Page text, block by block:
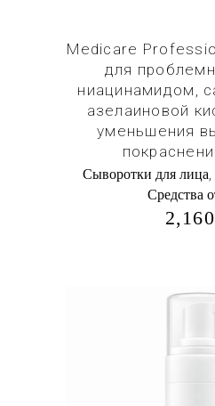
Medicare
для
ниацинамидом,
азелаиновой
уменьшения
Cыворотки для лица,
Средства
2,160